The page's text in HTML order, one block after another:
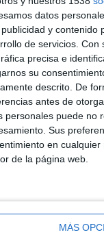
datos
y contenido
de servicios. Con
precisa e
su
descrito. De
antes de
personales puede no
Sus
en
de la página web.
MÁS